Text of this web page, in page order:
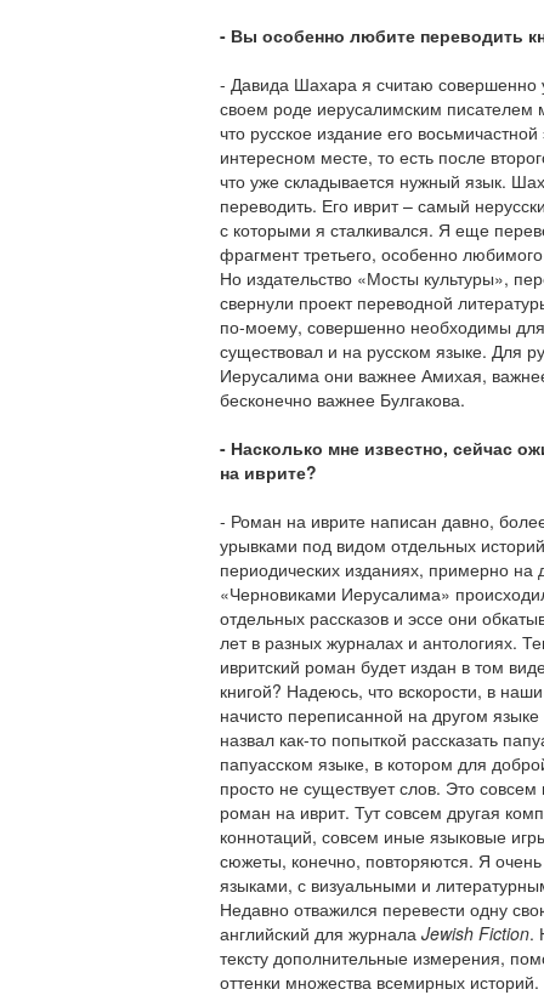
- Вы особенно любите переводить
- Давида Шахара я считаю совершенно
своем роде иерусалимским писателем
что русское издание его
интересном месте, то есть после
что уже складывается нужный язык.
переводить. Его иврит – самый
с которыми я сталкивался. Я еще
фрагмент третьего, особенно
Но издательство «Мосты культуры»,
свернули проект переводной
по-моему, совершенно необходимы
существовал и на русском языке. Для
Иерусалима они важнее Амихая,
бесконечно важнее Булгакова.
- Насколько мне известно, сейчас
на иврите?
- Роман на иврите написан давно,
урывками под видом отдельных
периодических изданиях, примерно на
«Черновиками Иерусалима»
отдельных рассказов и эссе они
лет в разных журналах и антологиях.
ивритский роман будет издан в том
книгой? Надеюсь, что вскорости, в
начисто переписанной на другом
назвал как-то попыткой рассказать
папуасском языке, в котором для
просто не существует слов. Это совсем
роман на иврит. Тут совсем другая
коннотаций, совсем иные языковые
сюжеты, конечно, повторяются. Я
языками, с визуальными и
Недавно отважился перевести одну
английский для журнала Jewish Fiction.
тексту дополнительные измерения,
оттенки множества всемирных историй.